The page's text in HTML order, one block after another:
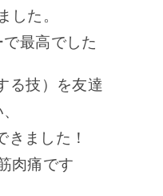
した。
最高でした
る技）を友達
ました！
肉痛です